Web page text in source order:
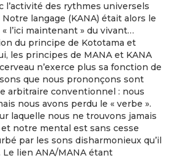
l’activité des rythmes universels
Notre langage (KANA) était alors le
l’ici maintenant » du vivant…
du principe de Kototama et
les principes de MANA et KANA
n’exerce plus sa fonction de
que nous prononçons sont
arbitraire conventionnel : nous
nous avons perdu le « verbe ».
laquelle nous ne trouvons jamais
notre mental est sans cesse
par les sons disharmonieux qu’il
Le lien ANA/MANA étant